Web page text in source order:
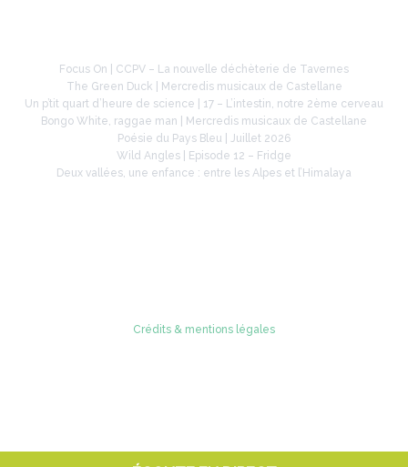
Focus On | CCPV – La nouvelle déchèterie de Tavernes
The Green Duck | Mercredis musicaux de Castellane
Un p’tit quart d’heure de science | 17 – L’intestin, notre 2ème cerveau
Bongo White, raggae man | Mercredis musicaux de Castellane
Poésie du Pays Bleu | Juillet 2026
Wild Angles | Episode 12 – Fridge
Deux vallées, une enfance : entre les Alpes et l’Himalaya
Crédits & mentions légales